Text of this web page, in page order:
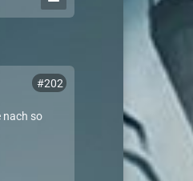
#202
nach so